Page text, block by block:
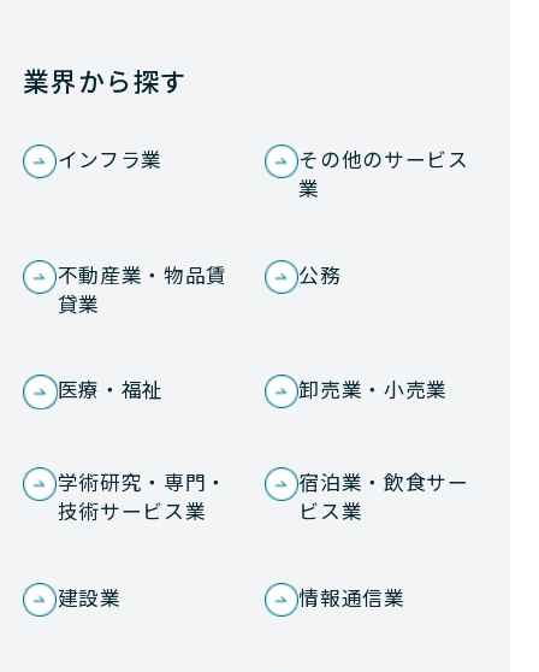
業界から探す
インフラ業
その他のサービス
業
不動産業・物品賃
貸業
公務
医療・福祉 卸売業・小売業
学術研究・専門・
技術サービス業
宿泊業・飲食サー
ビス業
建設業 情報通信業